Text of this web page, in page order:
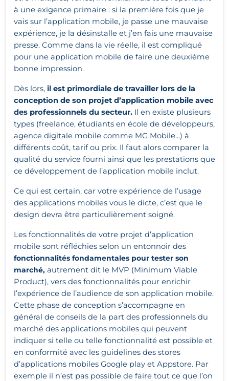
à une exigence primaire : si la première fois que je
vais sur l’application mobile, je passe une mauvaise
expérience, je la désinstalle et j’en fais une mauvaise
presse. Comme dans la vie réelle, il est compliqué
pour une application mobile de faire une deuxième
bonne impression.
Dès lors, il est primordiale de travailler lors de la
conception de son projet d’application mobile avec
des professionnels du secteur. Il en existe plusieurs
types (freelance, étudiants en école de développeurs,
agence digitale mobile comme MG Mobile…) à
différents coût, tarif ou prix. Il faut alors comparer la
qualité du service fourni ainsi que les prestations que
ce développement de l’application mobile inclut.
Ce qui est certain, car votre expérience de l’usage
des applications mobiles vous le dicte, c’est que le
design devra être particulièrement soigné.
Les fonctionnalités de votre projet d’application
mobile sont réfléchies selon un entonnoir des
fonctionnalités fondamentales pour tester son
marché, autrement dit le MVP (Minimum Viable
Product), vers des fonctionnalités pour enrichir
l’expérience de l’audience de son application mobile.
Cette phase de conception s’accompagne en
général de conseils de la part des professionnels du
marché des applications mobiles qui peuvent
indiquer si telle ou telle fonctionnalité est possible et
en conformité avec les guidelines des stores
d’applications mobiles Google play et Appstore. Par
exemple il n’est pas possible de faire tout ce que l’on